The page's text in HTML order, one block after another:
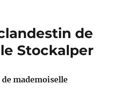
de
Stockalper
mademoiselle